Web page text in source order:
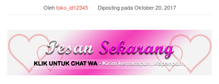
Olehtoko_id12345 Diposting padaOktober 20, 2017